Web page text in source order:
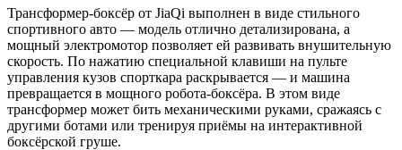
Трансформер-боксёр от JiaQi выполнен в виде стильного
спортивного авто — модель отлично детализирована, а
мощный электромотор позволяет ей развивать внушительную
скорость. По нажатию специальной клавиши на пульте
управления кузов спорткара раскрывается — и машина
превращается в мощного робота-боксёра. В этом виде
трансформер может бить механическими руками, сражаясь с
другими ботами или тренируя приёмы на интерактивной
боксёрской груше.